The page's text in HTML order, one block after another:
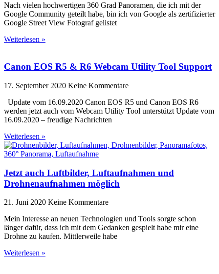
Nach vielen hochwertigen 360 Grad Panoramen, die ich mit der
Google Community geteilt habe, bin ich von Google als zertifizierter
Google Street View Fotograf gelistet
Weiterlesen »
Canon EOS R5 & R6 Webcam Utility Tool Support
17. September 2020 Keine Kommentare
Update vom 16.09.2020 Canon EOS R5 und Canon EOS R6
werden jetzt auch vom Webcam Utility Tool unterstützt Update vom
16.09.2020 – freudige Nachrichten
Weiterlesen »
Jetzt auch Luftbilder, Luftaufnahmen und
Drohnenaufnahmen möglich
21. Juni 2020 Keine Kommentare
Mein Interesse an neuen Technologien und Tools sorgte schon
länger dafür, dass ich mit dem Gedanken gespielt habe mir eine
Drohne zu kaufen. Mittlerweile habe
Weiterlesen »